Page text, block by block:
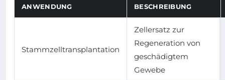
ANWENDUNG BESCHREIBUNG
Stammzelltransplantation
Zellersatz zur
Regeneration von
geschädigtem
Gewebe